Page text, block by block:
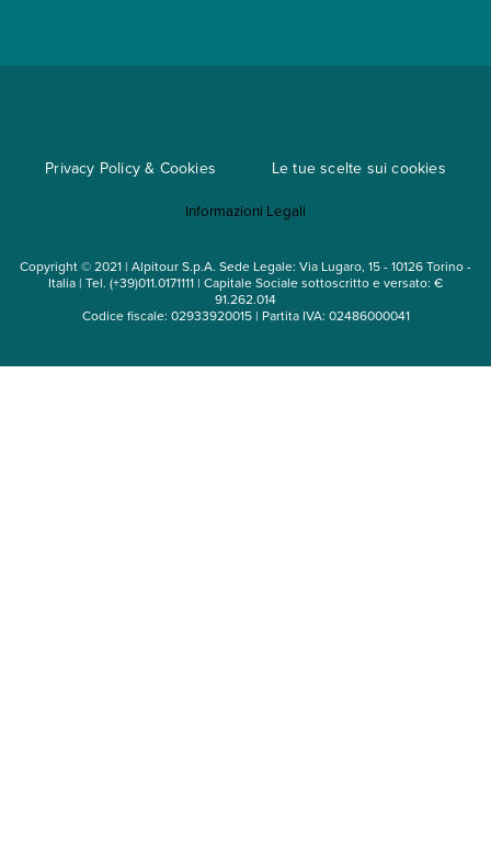
Mappa del sito
Privacy Policy & Cookies Le tue scelte sui cookies
Informazioni Legali
Copyright © 2021 | Alpitour S.p.A. Sede Legale: Via Lugaro, 15 - 10126 Torino -
Italia | Tel. (+39)011.0171111 | Capitale Sociale sottoscritto e versato: €
91.262.014
Codice fiscale: 02933920015 | Partita IVA: 02486000041